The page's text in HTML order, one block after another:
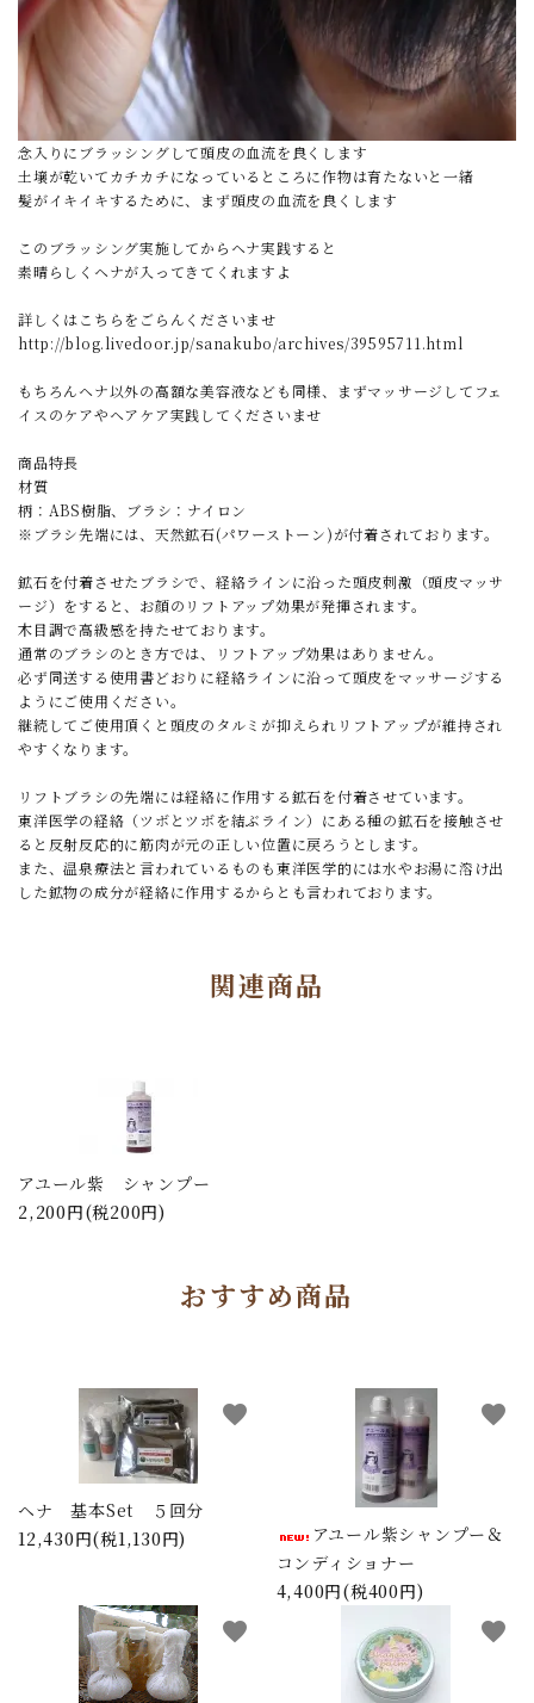
念入りにブラッシングして頭皮の血流を良くします
土壌が乾いてカチカチになっているところに作物は育たないと一緒
髪がイキイキするために、まず頭皮の血流を良くします
このブラッシング実施してからヘナ実践すると
素晴らしくヘナが入ってきてくれますよ
詳しくはこちらをごらんくださいませ
http://blog.livedoor.jp/sanakubo/archives/39595711.html
もちろんヘナ以外の高額な美容液なども同様、まずマッサージしてフェ
イスのケアやヘアケア実践してくださいませ
商品特長
材質
柄：ABS樹脂、ブラシ：ナイロン
※ブラシ先端には、天然鉱石(パワーストーン)が付着されております。
鉱石を付着させたブラシで、経絡ラインに沿った頭皮刺激（頭皮マッサ
ージ）をすると、お顔のリフトアップ効果が発揮されます。
木目調で高級感を持たせております。
通常のブラシのとき方では、リフトアップ効果はありません。
必ず同送する使用書どおりに経絡ラインに沿って頭皮をマッサージする
ようにご使用ください。
継続してご使用頂くと頭皮のタルミが抑えられリフトアップが維持され
やすくなります。
リフトブラシの先端には経絡に作用する鉱石を付着させています。
東洋医学の経絡（ツボとツボを結ぶライン）にある種の鉱石を接触させ
ると反射反応的に筋肉が元の正しい位置に戻ろうとします。
また、温泉療法と言われているものも東洋医学的には水やお湯に溶け出
した鉱物の成分が経絡に作用するからとも言われております。
関連商品
アユール紫 シャンプー
2,200円(税200円)
おすすめ商品
ヘナ 基本Set ５回分
12,430円(税1,130円)
favorite
アユール紫シャンプー＆
コンディショナー
4,400円(税400円)
favorite
favorite favorite